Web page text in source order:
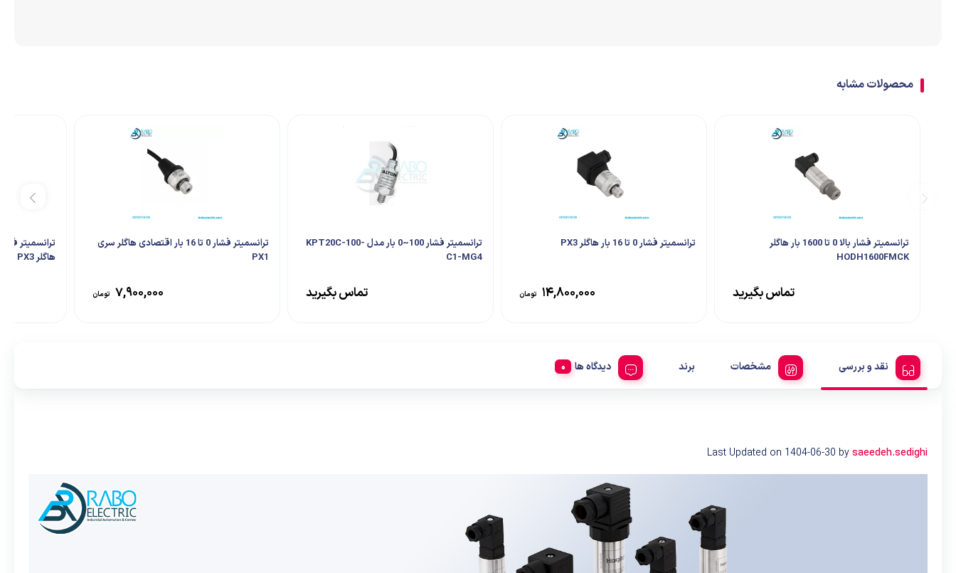
محصولات مشابه
ترانسمیتر فشار بالا 0 تا 1600 بار هاگلر
HODH1600FMCK
تماس بگیرید
ترانسمیتر فشار 0 تا 16 بار هاگلر PX3
۱۴,۸۰۰,۰۰۰ تومان
ترانسمیتر فشار 100~0 بار مدل KPT20C-100-
C1-MG4
تماس بگیرید
ترانسمیتر فشار 0 تا 16 بار اقتصادی هاگلر سری
PX1
۷,۹۰۰,۰۰۰ تومان
هاگلر PX3
نقد و بررسی مشخصات برند دیدگاه ها
Last Updated on 1404-06-30 bysaeedeh.sedighi